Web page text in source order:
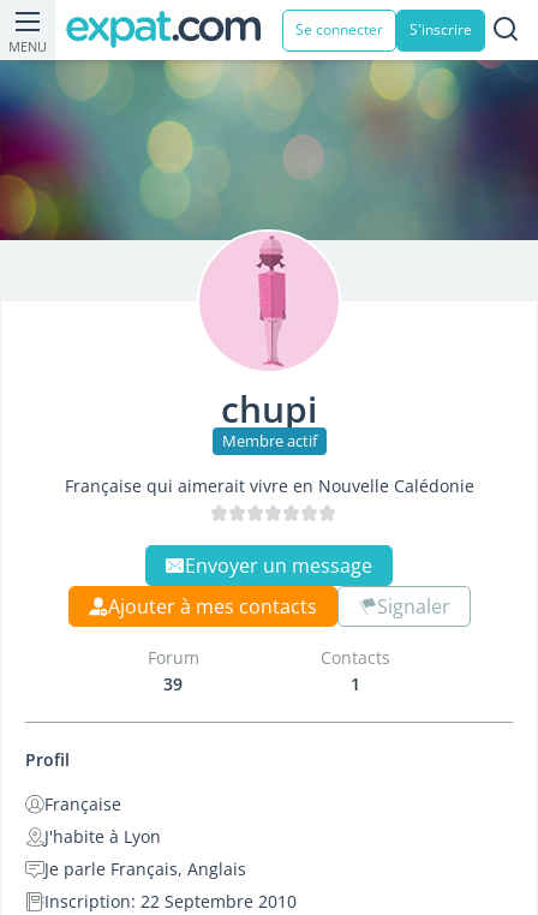
MENU
Se connecter S'inscrire
chupi
Membre actif
Française qui aimerait vivre en Nouvelle Calédonie
Envoyer un message
Ajouter à mes contacts
Signaler
Forum
39
Contacts
1
Profil
Française
J'habite à Lyon
Je parle Français, Anglais
Inscription: 22 Septembre 2010